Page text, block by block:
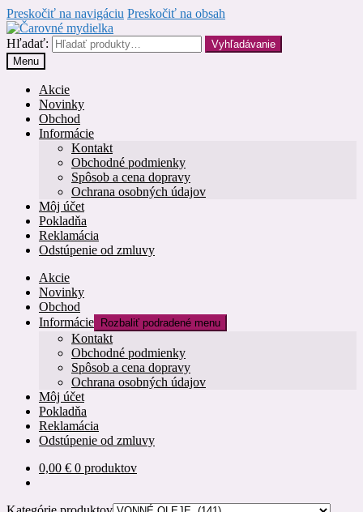
Preskočiť na navigáciu Preskočiť na obsah
Hľadať:
Vyhľadávanie
Menu
Akcie
Novinky
Obchod
Informácie
Kontakt
Obchodné podmienky
Spôsob a cena dopravy
Ochrana osobných údajov
Môj účet
Pokladňa
Reklamácia
Odstúpenie od zmluvy
Akcie
Novinky
Obchod
Informácie
Rozbaliť podradené menu
Kontakt
Obchodné podmienky
Spôsob a cena dopravy
Ochrana osobných údajov
Môj účet
Pokladňa
Reklamácia
Odstúpenie od zmluvy
0,00 € 0 produktov